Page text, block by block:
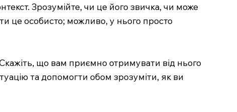
Зрозумійте, чи це його звичка, чи може
це особисто; можливо, у нього просто
що вам приємно отримувати від нього
та допомогти обом зрозуміти, як ви